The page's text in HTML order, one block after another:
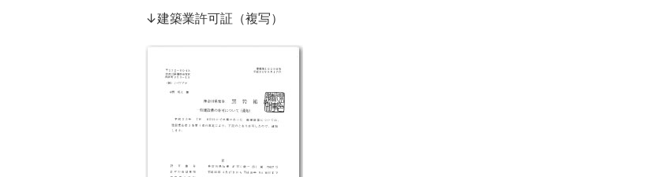
↓建築業許可証（複写）